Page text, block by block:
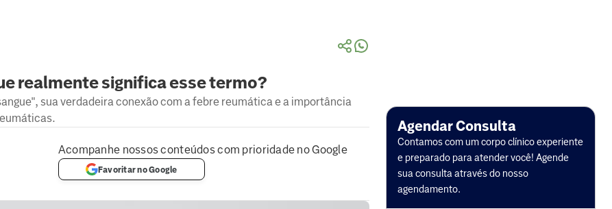
realmente significa esse termo?
sua verdadeira conexão com a febre reumática e a importância
Acompanhe nossos conteúdos com prioridade no Google
Favoritar no Google
Agendar Consulta
Contamos com um corpo clínico experiente
e preparado para atender você! Agende
sua consulta através do nosso
agendamento.